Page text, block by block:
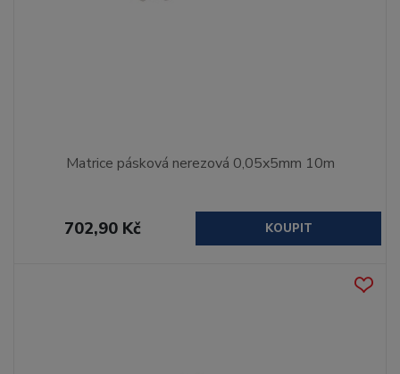
Matrice pásková nerezová 0,05x5mm 10m
702,90 Kč KOUPIT